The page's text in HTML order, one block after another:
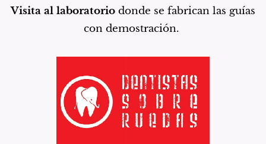
Visita al laboratorio donde se fabrican las guías
con demostración.